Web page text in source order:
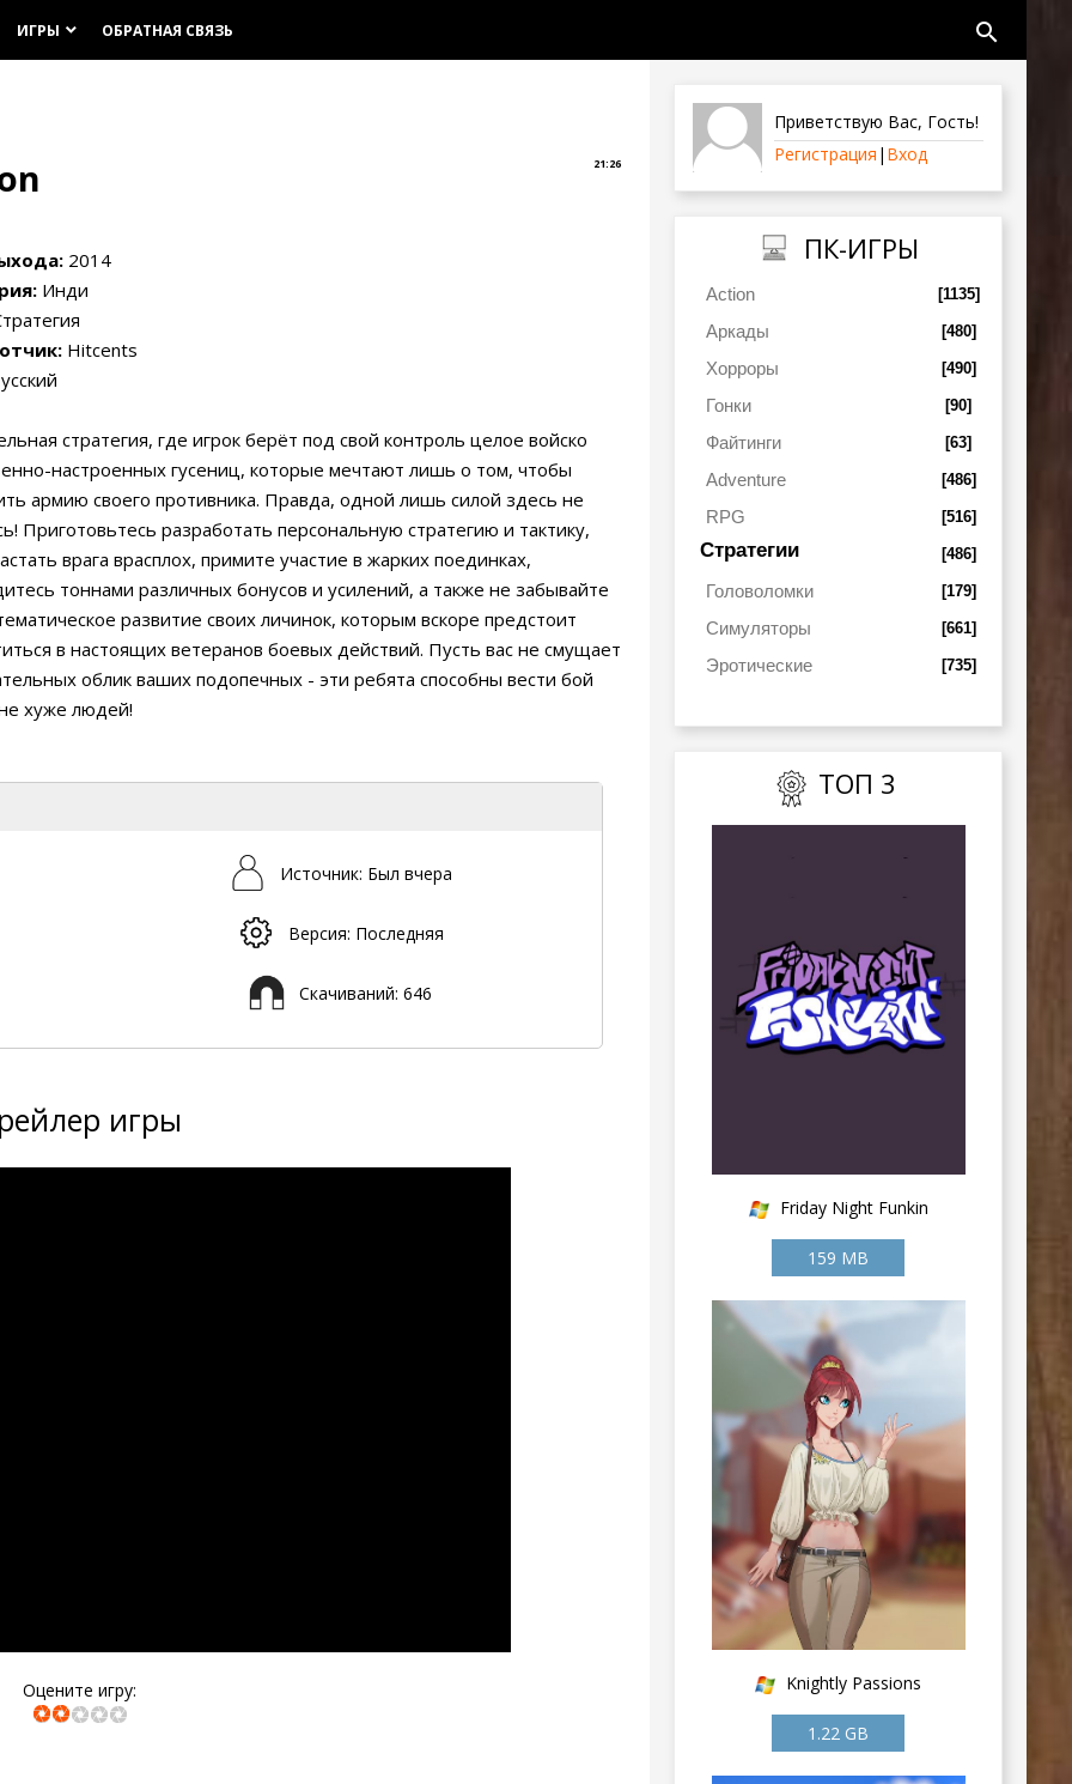
ИГРЫ keyboard_arrow_down ОБРАТНАЯ СВЯЗЬ search
21:26
2014
Инди
Hitcents
стратегия, где игрок берёт под свой контроль целое войско
настроенных гусениц, которые мечтают лишь о том, чтобы
армию своего противника. Правда, одной лишь силой здесь не
Приготовьтесь разработать персональную стратегию и тактику,
врага врасплох, примите участие в жарких поединках,
тоннами различных бонусов и усилений, а также не забывайте
развитие своих личинок, которым вскоре предстоит
в настоящих ветеранов боевых действий. Пусть вас не смущает
облик ваших подопечных - эти ребята способны вести бой
хуже людей!
Источник: Был вчера
Версия: Последняя
Скачиваний: 646
игры
Оцените игру:
Приветствую Вас, Гость!
Регистрация | Вход
ПК-ИГРЫ
Action [1135]
Аркады [480]
Хорроры [490]
Гонки [90]
Файтинги [63]
Adventure [486]
RPG [516]
Стратегии [486]
Головоломки [179]
Симуляторы [661]
Эротические [735]
ТОП 3
Friday Night Funkin
159 MB
Knightly Passions
1.22 GB